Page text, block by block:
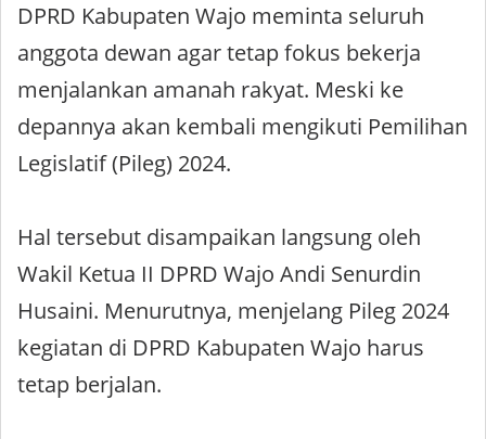
DPRD Kabupaten Wajo meminta seluruh
anggota dewan agar tetap fokus bekerja
menjalankan amanah rakyat. Meski ke
depannya akan kembali mengikuti Pemilihan
Legislatif (Pileg) 2024.
Hal tersebut disampaikan langsung oleh
Wakil Ketua II DPRD Wajo Andi Senurdin
Husaini. Menurutnya, menjelang Pileg 2024
kegiatan di DPRD Kabupaten Wajo harus
tetap berjalan.